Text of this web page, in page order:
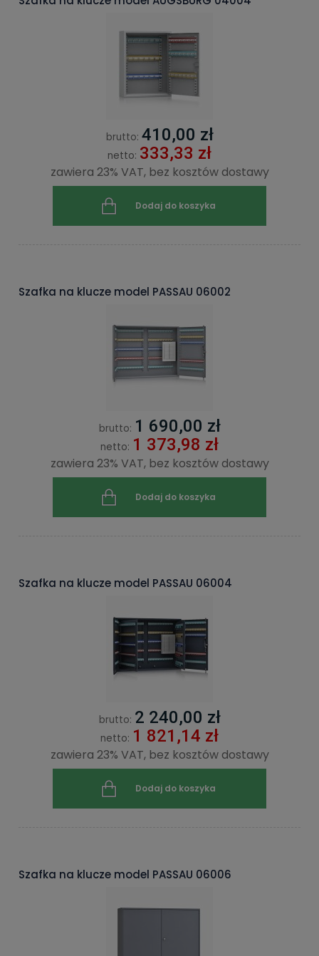
brutto: 410,00 zł
netto: 333,33 zł
zawiera 23% VAT, bez kosztów dostawy
Dodaj do koszyka
Szafka na klucze model PASSAU 06002
brutto: 1 690,00 zł
netto: 1 373,98 zł
zawiera 23% VAT, bez kosztów dostawy
Dodaj do koszyka
Szafka na klucze model PASSAU 06004
brutto: 2 240,00 zł
netto: 1 821,14 zł
zawiera 23% VAT, bez kosztów dostawy
Dodaj do koszyka
Szafka na klucze model PASSAU 06006